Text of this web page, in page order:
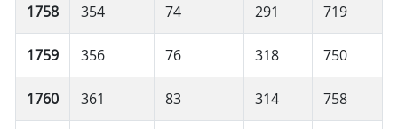
1758 354 74 291 719
1759 356 76 318 750
1760 361 83 314 758